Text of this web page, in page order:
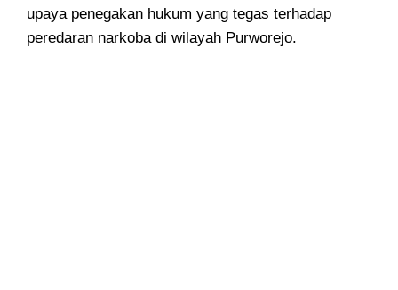
upaya penegakan hukum yang tegas terhadap
peredaran narkoba di wilayah Purworejo.